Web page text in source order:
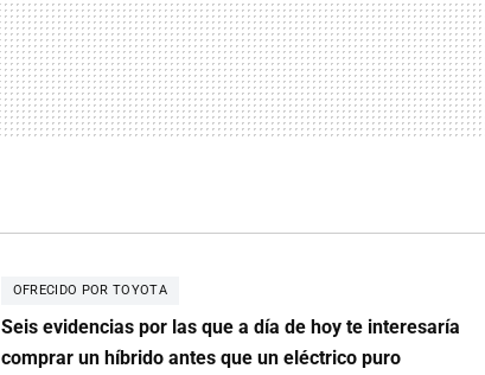
OFRECIDO POR TOYOTA
Seis evidencias por las que a día de hoy te interesaría
comprar un híbrido antes que un eléctrico puro